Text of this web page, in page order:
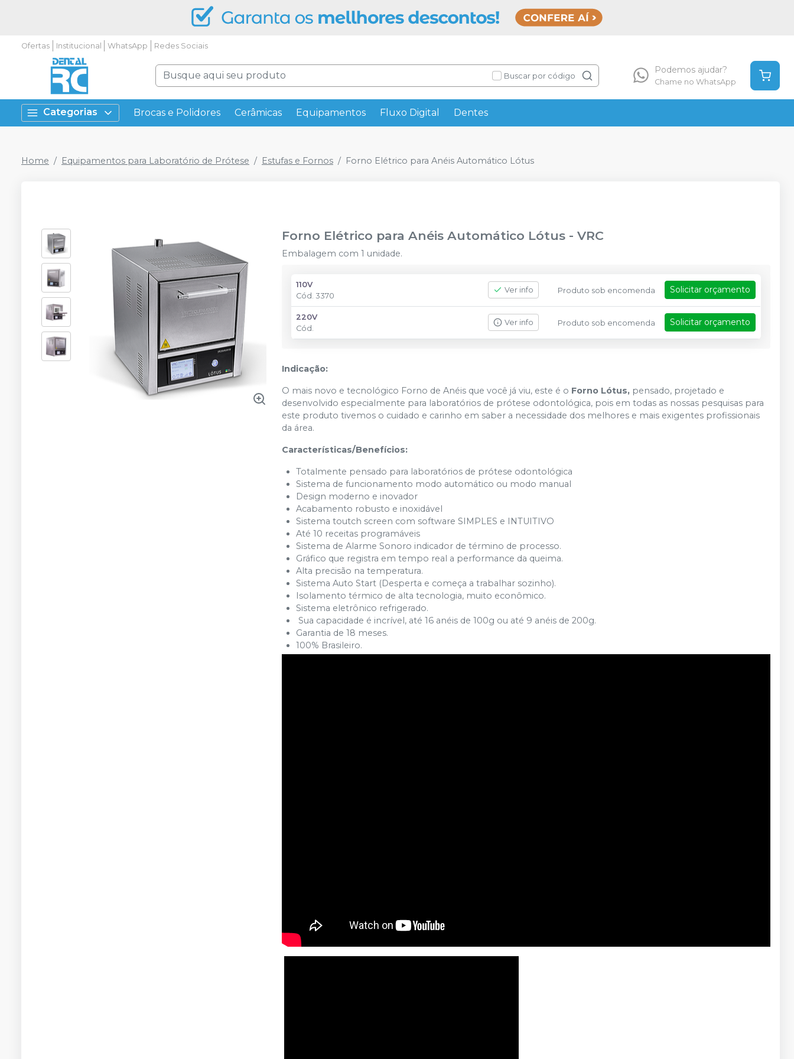
Ofertas Institucional WhatsApp Redes Sociais
Buscar por código
Podemos ajudar?
Chame no WhatsApp
Categorias Brocas e Polidores Cerâmicas Equipamentos Fluxo Digital Dentes
Home Equipamentos para Laboratório de Prótese Estufas e Fornos Forno Elétrico para Anéis Automático Lótus
Forno Elétrico para Anéis Automático Lótus -VRC
Embalagem com 1 unidade.
110V
Cód.3370
Ver info Produto sob encomenda Solicitar orçamento
220V
Cód.
Ver info Produto sob encomenda Solicitar orçamento
Indicação:
O mais novo e tecnológico Forno de Anéis que você já viu, este é o Forno Lótus, pensado, projetado e
desenvolvido especialmente para laboratórios de prótese odontológica, pois em todas as nossas pesquisas para
este produto tivemos o cuidado e carinho em saber a necessidade dos melhores e mais exigentes profissionais
da área.
Características/Benefícios:
Totalmente pensado para laboratórios de prótese odontológica
Sistema de funcionamento modo automático ou modo manual
Design moderno e inovador
Acabamento robusto e inoxidável
Sistema toutch screen com software SIMPLES e INTUITIVO
Até 10 receitas programáveis
Sistema de Alarme Sonoro indicador de término de processo.
Gráfico que registra em tempo real a performance da queima.
Alta precisão na temperatura.
Sistema Auto Start (Desperta e começa a trabalhar sozinho).
Isolamento térmico de alta tecnologia, muito econômico.
Sistema eletrônico refrigerado.
Sua capacidade é incrível, até 16 anéis de 100g ou até 9 anéis de 200g.
Garantia de 18 meses.
100% Brasileiro.